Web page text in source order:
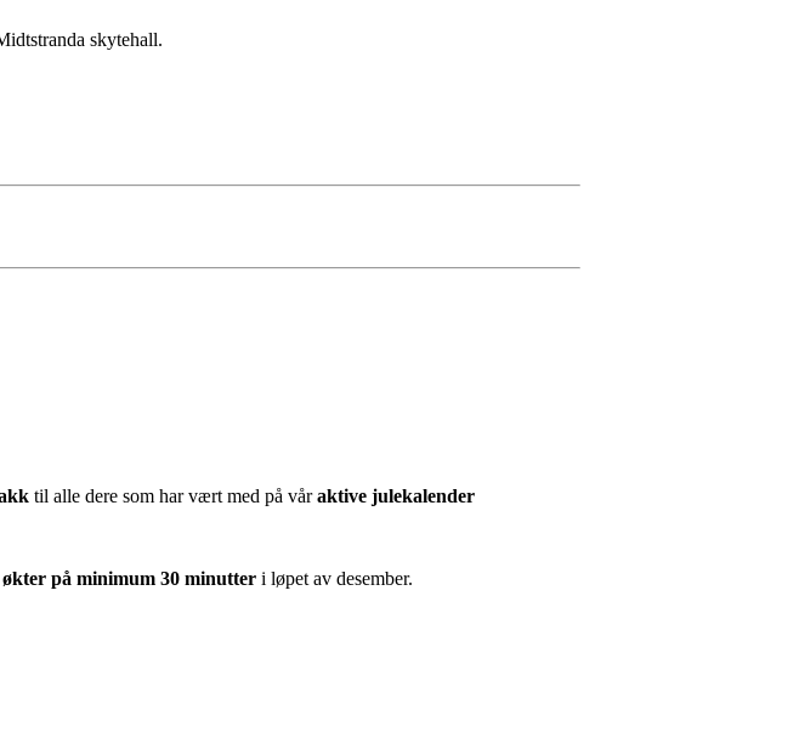
skytehall.
til alle dere som har vært med på våraktive julekalender
økter på minimum 30 minutter i løpet av desember.